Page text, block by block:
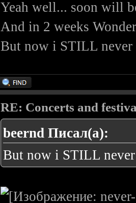
Yeah well... soon will
And in 2 weeks
But now i STILL
RE: Concerts and
beernd Писал(а):
But now i STILL